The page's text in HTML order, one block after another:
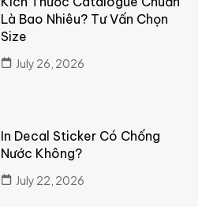
Là Bao Nhiêu? Tư Vấn Chọn
Size
July 26, 2026
In Decal Sticker Có Chống
Nước Không?
July 22, 2026